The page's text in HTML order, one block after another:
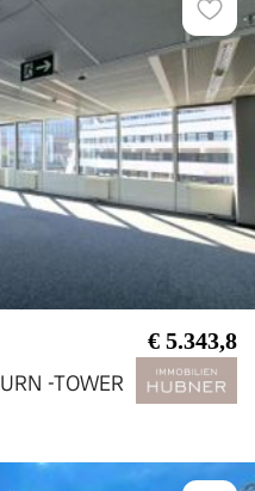
€ 5.343,8
-TOWER